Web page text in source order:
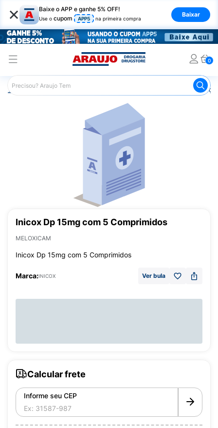
× Baixe o APP e ganhe 5% OFF!
Use o cupom APP5 na primeira compra
Baixar
0
Araujo Medicamentos Remédios para Alergias e
Inicox Dp 15mg com 5 Comprimidos
MELOXICAM
Inicox Dp 15mg com 5 Comprimidos
Marca:INICOX Ver bula
Calcular frete
Informe seu CEP